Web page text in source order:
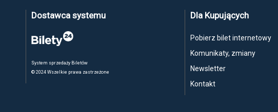
Dostawca systemu
System sprzedaży Biletów
© 2024 Wszelkie prawa zastrzeżone
Dla Kupujących
Pobierz bilet internetowy
Komunikaty, zmiany
Newsletter
Kontakt